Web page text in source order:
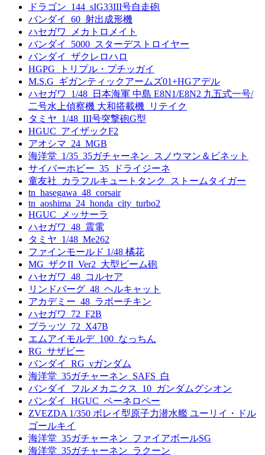
ドラゴン_144_sIG33III号自走砲
バンダイ_60_射出成形機
ハセガワ_メカトロメイト
バンダイ_5000_スターデストロイヤー
バンダイ_ザクレロハロ
HGPG_トリプル・プチッガイ
M.S.G_ギガンティックアームズ01+HGアデル
ハセガワ_1/48_日本海軍 中島 E8N1/E8N2 九五式一号/
二号水上偵察機 大和搭載機_リテイク
タミヤ_1/48_III号突撃砲G型
HGUC_アイザックF2
アオシマ_24_MGB
海洋堂_1/35_35ガチャーネン_スノウマン＆ビネット
サイバーホビー_35_ドライジーネ
童友社_カラフルキュートタンク_ストームタイガー
tn_hasegawa_48_corsair
tn_aoshima_24_honda_city_turbo2
HGUC_メッサーラ
ハセガワ_48_震電
タミヤ_1/48_Me262
ファインモールド 1/48 橘花
MG_ザクII_Ver2_大型ビーム砲
ハセガワ_48_コルセア
リンドバーグ_48_ヘルキャット
アカデミー_48_ラボーチキン
ハセガワ_72_F2B
プラッツ_72_X47B
エムアイモルデ_100_なっちん
RG_サザビー
バンダイ_RG_νガンダム
海洋堂_35ガチャーネン_SAFS_白
バンダイ_フルメカニクス_10_ガンダムグシオン
バンダイ_HGUC_ペーネロペー
ZVEZDA 1/350 ボレイ型原子力潜水艦 ユーリイ・ドル
ゴールキイ
海洋堂_35ガチャーネン_ファイアボールSG
海洋堂_35ガチャーネン_ラクーン